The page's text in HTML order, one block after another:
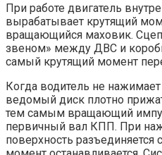
При работе двигатель
вырабатывает крутящий
вращающийся маховик.
звеном» между ДВС и
самый крутящий момент
Когда водитель не
ведомый диск плотно
тем самым вращающий
первичный вал КПП. При
поверхность